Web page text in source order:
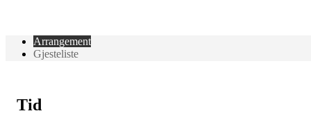
Arrangement
Gjesteliste
Tid